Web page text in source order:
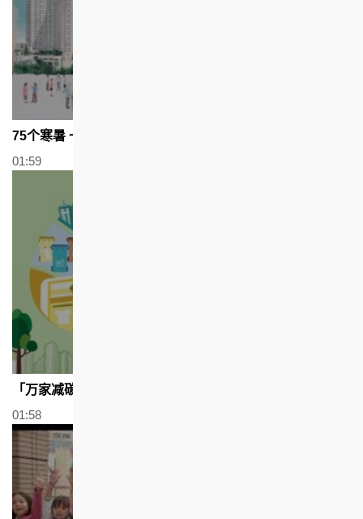
75个寒暑 一步一脚印
01:59
「万家减碳FUN奖赏」钻禧社区计划
01:58